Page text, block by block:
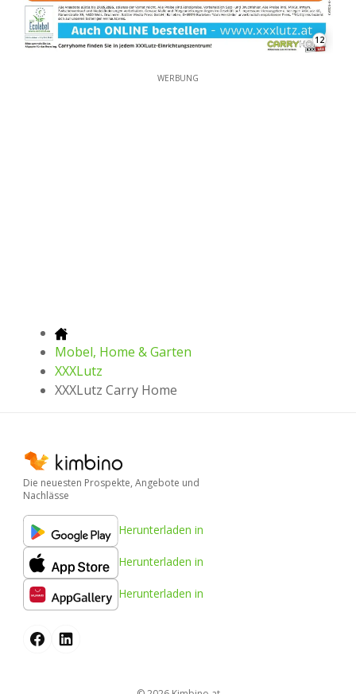
12
WERBUNG
Mobel, Home & Garten
XXXLutz
XXXLutz Carry Home
Die neuesten Prospekte, Angebote und
Nachlässe
Herunterladen in
Herunterladen in
Herunterladen in